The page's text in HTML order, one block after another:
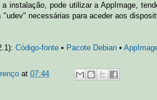
instalação, pode utilizar a AppImage,
"udev" necessárias para aceder aos
Código-fonte • Pacote Debian •
at 07:44